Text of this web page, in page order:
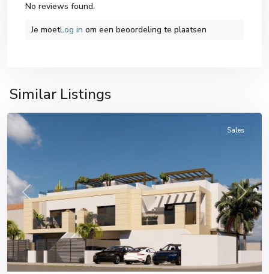
No reviews found.
Je moetLog in om een ​​beoordeling te plaatsen
Similar Listings
del
Pinatar
Previous Next
Sales